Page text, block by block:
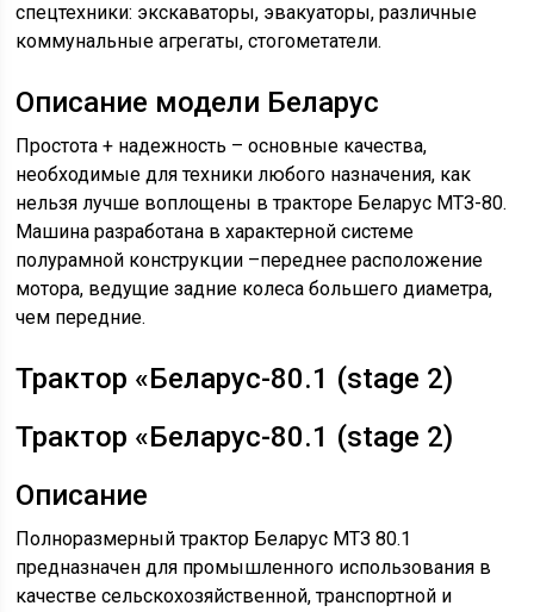
спецтехники: экскаваторы, эвакуаторы, различные
коммунальные агрегаты, стогометатели.
Описание модели Беларус
Простота + надежность – основные качества,
необходимые для техники любого назначения, как
нельзя лучше воплощены в тракторе Беларус МТЗ-80.
Машина разработана в характерной системе
полурамной конструкции –переднее расположение
мотора, ведущие задние колеса большего диаметра,
чем передние.
Трактор «Беларус-80.1 (stage 2)
Трактор «Беларус-80.1 (stage 2)
Описание
Полноразмерный трактор Беларус МТЗ 80.1
предназначен для промышленного использования в
качестве сельскохозяйственной, транспортной и